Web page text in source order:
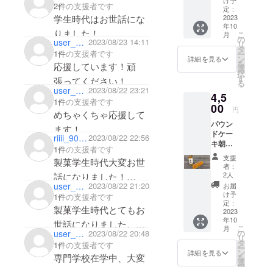
2件の支援者です
学生時代はお世話にな
りました！
応援してます！
user_c8ea98f57204 2023/08/23 14:11
1件の支援者です
応援しています！頑
張ってください！
user_0b872a4a5674 2023/08/22 23:21
1件の支援者です
めちゃくちゃ応援して
ます！
頑張ってください！
riiii_90022023/08/22 22:56
1件の支援者です
製菓学生時代大変お世
話になりました！
まだまだご活躍されて
いると知り、私も頑張
らなきゃなと思いまし
た。微力ではあります
が、応援しています！
頑張ってください！！
user_61bd142ab9a4 2023/08/22 21:20
1件の支援者です
製菓学生時代とてもお
世話になりました。
赤木先生の授業は楽し
くてとても為になるこ
user_beacaed87654 2023/08/22 20:48
1件の支援者です
専門学校在学中、大変
粕と米
麴を生
地に練
りこ
み、さ
らに日
本酒に
漬け込
ライフ
ルーツ
を使
用。香
り高い
パウン
ドケー
キに仕
上げま
した。
食べた
時に日
本酒の
香りと
麹の香
り、そ
してド
定：
2023
年10
月
詳細を見る
こ
の
リ
タ
ー
ン
を
選
択
す
る
4,5
00 円
パウン
ドケー
キ朝倉
※送料込
みの価
格で
す。 樽
で6年熟
成させ
た焼酎
を、極
めて
しっと
りとな
るよ
支援
者：
2人
お届
け予
定：
2023
年10
月
詳細を見る
こ
の
リ
タ
ー
ン
を
選